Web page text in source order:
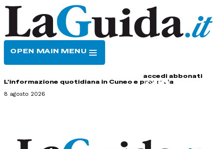
OPEN MAIN MENU
accedi abbonati
L'informazione quotidiana in Cuneo e provincia
8 agosto 2026